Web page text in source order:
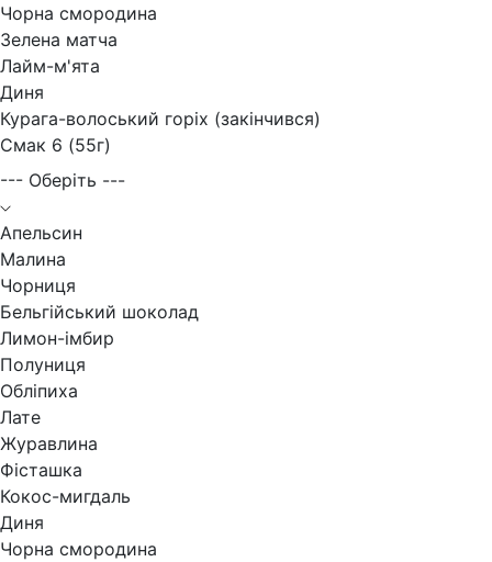
Чорна смородина
Зелена матча
Лайм-м'ята
Диня
Курага-волоський горіх (закінчився)
Смак 6 (55г)
--- Оберіть ---
Апельсин
Малина
Чорниця
Бельгійський шоколад
Лимон-імбир
Полуниця
Обліпиха
Лате
Журавлина
Фісташка
Кокос-мигдаль
Диня
Чорна смородина